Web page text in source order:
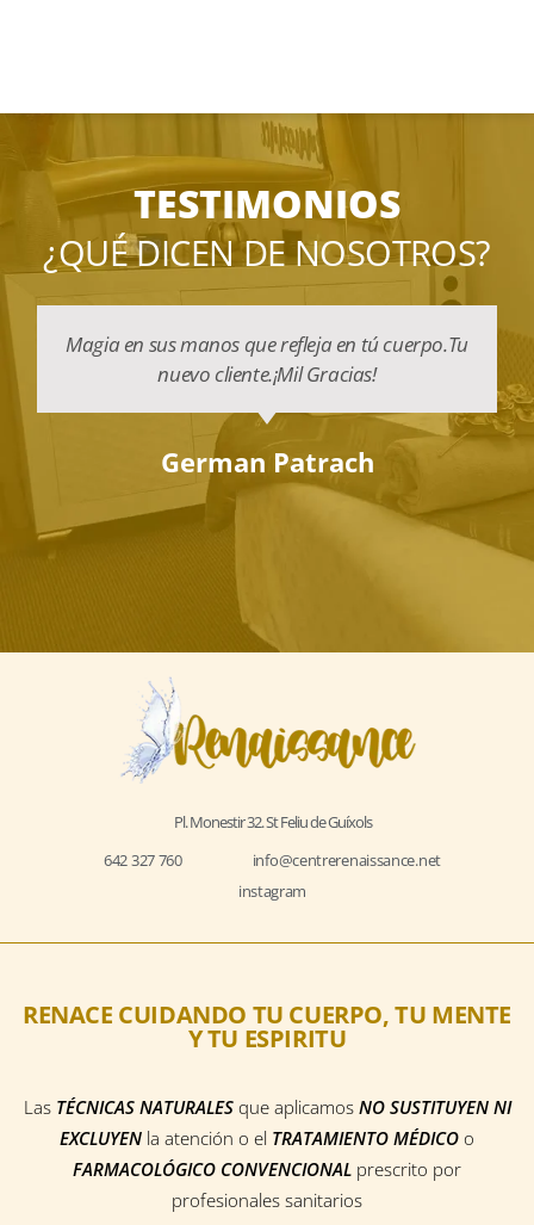
TESTIMONIOS
¿QUÉ DICEN DE NOSOTROS?
Magia en sus manos que refleja en tú cuerpo.Tu
nuevo cliente.¡Mil Gracias!
German Patrach
Pl. Monestir 32. St Feliu de Guíxols
642 327 760
info@centrerenaissance.net
instagram
RENACE CUIDANDO TU CUERPO, TU MENTE
Y TU ESPIRITU
Las TÉCNICAS NATURALESque aplicamos NO SUSTITUYEN NI
EXCLUYEN la atención o el TRATAMIENTO MÉDICO o
FARMACOLÓGICO CONVENCIONAL prescrito por
profesionales sanitarios